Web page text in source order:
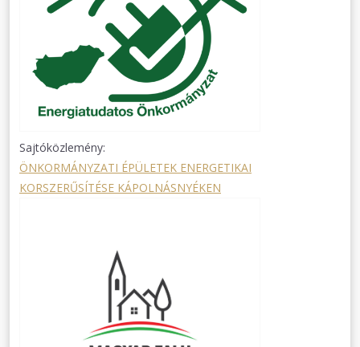
Sajtóközlemény:
ÖNKORMÁNYZATI ÉPÜLETEK ENERGETIKAI
KORSZERŰSÍTÉSE KÁPOLNÁSNYÉKEN